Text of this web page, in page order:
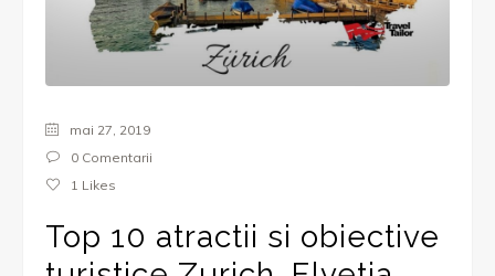
mai 27, 2019
0 Comentarii
1 Likes
Top 10 atractii si obiective